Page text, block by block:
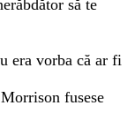
să te
era vorba că ar fi
fusese